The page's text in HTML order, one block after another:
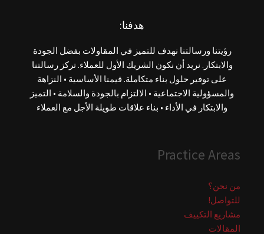
هدفنا:
رؤيتنا ورسالتنا نهدف للتميز في المقاولات بفضل الجودة
والابتكار. نريد أن نكون الشريك الأول للعملاء. تركز رسالتنا
على توفير حلول بناء متكاملة. قيمنا الأساسية • النزاهة
والمسؤولية الاجتماعية • الالتزام بالجودة والسلامة • التميز
والابتكار في الأداء • بناء علاقات طويلة الأجل مع العملاء
Practice Areas
من نحن؟
للتواصل!
مشاريع التكييف
المقالات